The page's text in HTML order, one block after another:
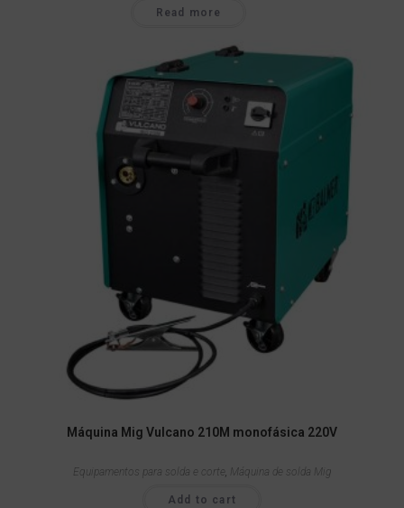
Read more
Máquina Mig Vulcano 210M monofásica 220V
Equipamentos para solda e corte, Máquina de solda Mig
Add to cart